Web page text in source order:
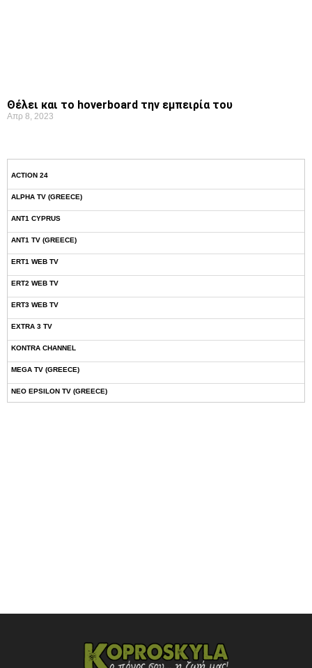
Θέλει και το hoverboard την εμπειρία του
Απρ 8, 2023
ACTION 24
ALPHA TV (GREECE)
ANT1 CYPRUS
ANT1 TV (GREECE)
ERT1 WEB TV
ERT2 WEB TV
ERT3 WEB TV
EXTRA 3 TV
KONTRA CHANNEL
MEGA TV (GREECE)
NEO EPSILON TV (GREECE)